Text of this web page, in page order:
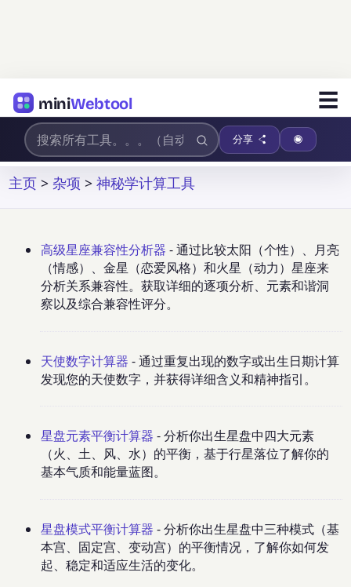
miniWebtool ☰
分享
主页 > 杂项 >神秘学计算工具
高级星座兼容性分析器 - 通过比较太阳（个性）、月亮
（情感）、金星（恋爱风格）和火星（动力）星座来
分析关系兼容性。获取详细的逐项分析、元素和谐洞
察以及综合兼容性评分。
天使数字计算器 - 通过重复出现的数字或出生日期计算
发现您的天使数字，并获得详细含义和精神指引。
星盘元素平衡计算器 - 分析你出生星盘中四大元素
（火、土、风、水）的平衡，基于行星落位了解你的
基本气质和能量蓝图。
星盘模式平衡计算器 - 分析你出生星盘中三种模式（基
本宫、固定宫、变动宫）的平衡情况，了解你如何发
起、稳定和适应生活的变化。